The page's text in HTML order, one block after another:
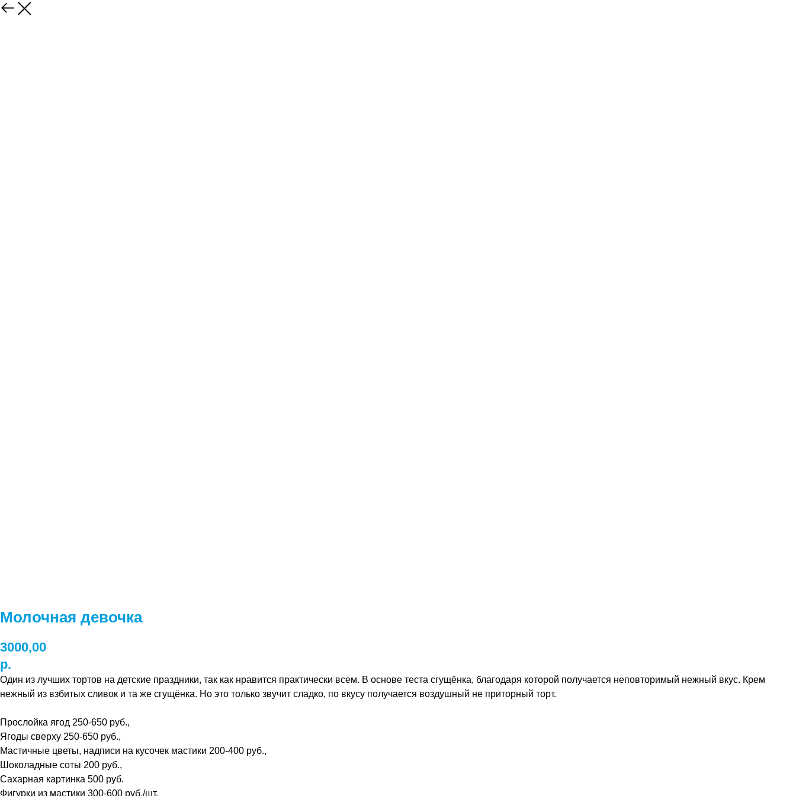
Молочная девочка
3000,00
р.
Один из лучших тортов на детские праздники, так как нравится практически всем. В основе теста сгущёнка, благодаря которой получается неповторимый нежный вкус. Крем
нежный из взбитых сливок и та же сгущёнка. Но это только звучит сладко, по вкусу получается воздушный не приторный торт.
Прослойка ягод 250-650 руб.,
Ягоды сверху 250-650 руб.,
Мастичные цветы, надписи на кусочек мастики 200-400 руб.,
Шоколадные соты 200 руб.,
Сахарная картинка 500 руб.
Фигурки из мастики 300-600 руб./шт.